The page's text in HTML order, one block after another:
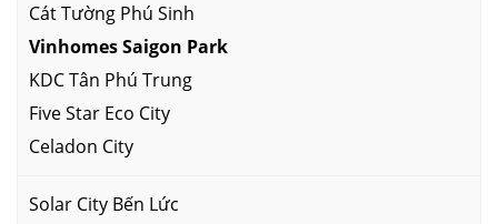
Cát Tường Phú Sinh
Vinhomes Saigon Park
KDC Tân Phú Trung
Five Star Eco City
Celadon City
Solar City Bến Lức